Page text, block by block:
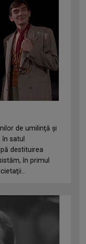
de umilinţă şi
satul
destituirea
în primul